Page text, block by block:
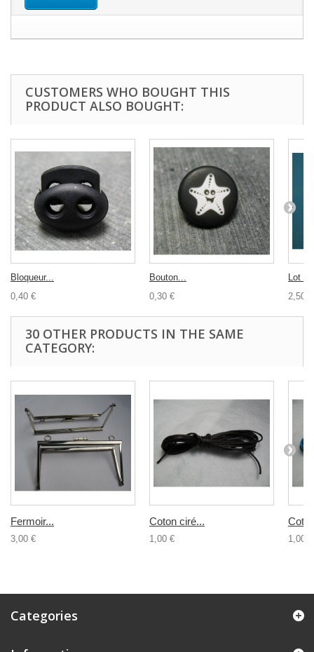
CUSTOMERS WHO BOUGHT THIS
PRODUCT ALSO BOUGHT:
Bloqueur...
0,40 €
Bouton...
0,30 €
Lot
2,50 €
30 OTHER PRODUCTS IN THE SAME
CATEGORY:
Fermoir...
3,00 €
Coton ciré...
1,00 € 1,00 €
Categories